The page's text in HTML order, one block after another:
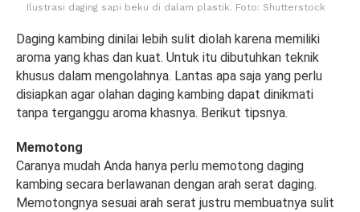
Ilustrasi daging sapi beku di dalam plastik. Foto: Shutterstock
Daging kambing dinilai lebih sulit diolah karena memiliki
aroma yang khas dan kuat. Untuk itu dibutuhkan teknik
khusus dalam mengolahnya. Lantas apa saja yang perlu
disiapkan agar olahan daging kambing dapat dinikmati
tanpa terganggu aroma khasnya. Berikut tipsnya.
Memotong
Caranya mudah Anda hanya perlu memotong daging
kambing secara berlawanan dengan arah serat daging.
Memotongnya sesuai arah serat justru membuatnya sulit